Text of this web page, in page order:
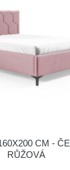
CM -
RŮŽOVÁ